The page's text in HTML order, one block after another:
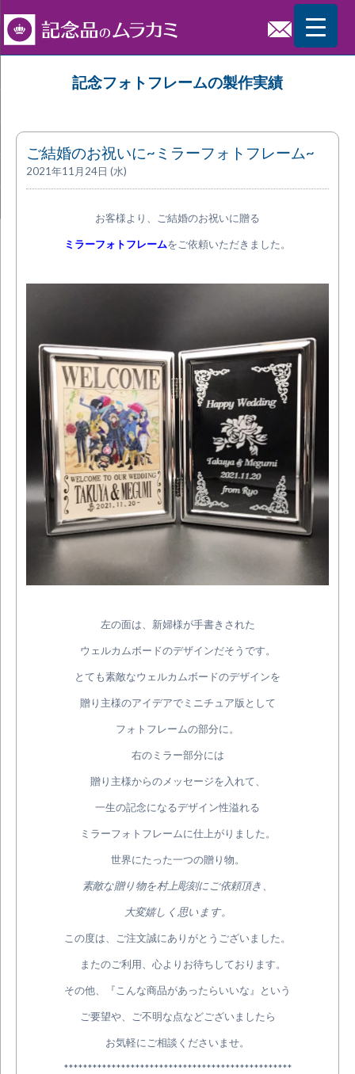
記念フォトフレームの製作実績
ご結婚のお祝いに~ミラーフォトフレーム~
2021年11月24日 (水)
お客様より、ご結婚のお祝いに贈る
ミラーフォトフレームをご依頼いただきました。
左の面は、新婦様が手書きされた
ウェルカムボードのデザインだそうです。
とても素敵なウェルカムボードのデザインを
贈り主様のアイデアでミニチュア版として
フォトフレームの部分に。
右のミラー部分には
贈り主様からのメッセージを入れて、
一生の記念になるデザイン性溢れる
ミラーフォトフレームに仕上がりました。
世界にたった一つの贈り物。
素敵な贈り物を村上彫刻にご依頼頂き、
大変嬉しく思います。
この度は、ご注文誠にありがとうございました。
またのご利用、心よりお待ちしております。
その他、『こんな商品があったらいいな』という
ご要望や、ご不明な点などございましたら
お気軽にご相談くださいませ。
************************************************